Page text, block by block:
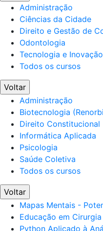
Administração
Ciências da Cidade
Direito e Gestão de
Odontologia
Tecnologia e
Todos os cursos
Voltar
Administração
Biotecnologia
Direito Constitucional
Informática Aplicada
Psicologia
Saúde Coletiva
Todos os cursos
Voltar
Mapas Mentais -
Educação em Cirurgia
Python Aplicado à